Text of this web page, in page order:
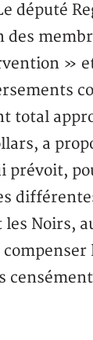
député
des
»
total
a
prévoit,
les Noirs,